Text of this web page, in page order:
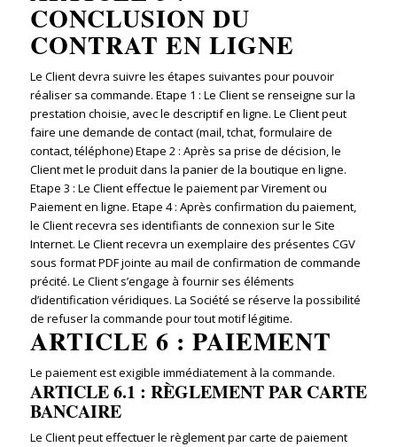
CONCLUSION DU
CONTRAT EN LIGNE
Le Client devra suivre les étapes suivantes pour pouvoir
réaliser sa commande. Etape 1 : Le Client se renseigne sur la
prestation choisie, avec le descriptif en ligne. Le Client peut
faire une demande de contact (mail, tchat, formulaire de
contact, téléphone) Etape 2 : Après sa prise de décision, le
Client met le produit dans la panier de la boutique en ligne.
Etape 3 : Le Client effectue le paiement par Virement ou
Paiement en ligne. Etape 4 : Après confirmation du paiement,
le Client recevra ses identifiants de connexion sur le Site
Internet. Le Client recevra un exemplaire des présentes CGV
sous format PDF jointe au mail de confirmation de commande
précité. Le Client s’engage à fournir ses éléments
d’identification véridiques. La Société se réserve la possibilité
de refuser la commande pour tout motif légitime.
ARTICLE 6 : PAIEMENT
Le paiement est exigible immédiatement à la commande.
ARTICLE 6.1 : RÈGLEMENT PAR CARTE
BANCAIRE
Le Client peut effectuer le règlement par carte de paiement